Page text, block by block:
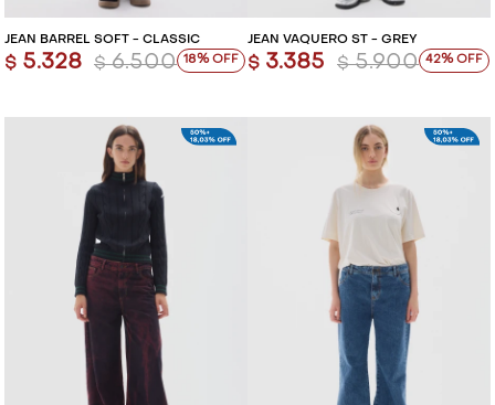
JEAN BARREL SOFT - CLASSIC
$ 5.328 $ 6.500 18
JEAN VAQUERO ST - GREY
$ 3.385 $ 5.900 42